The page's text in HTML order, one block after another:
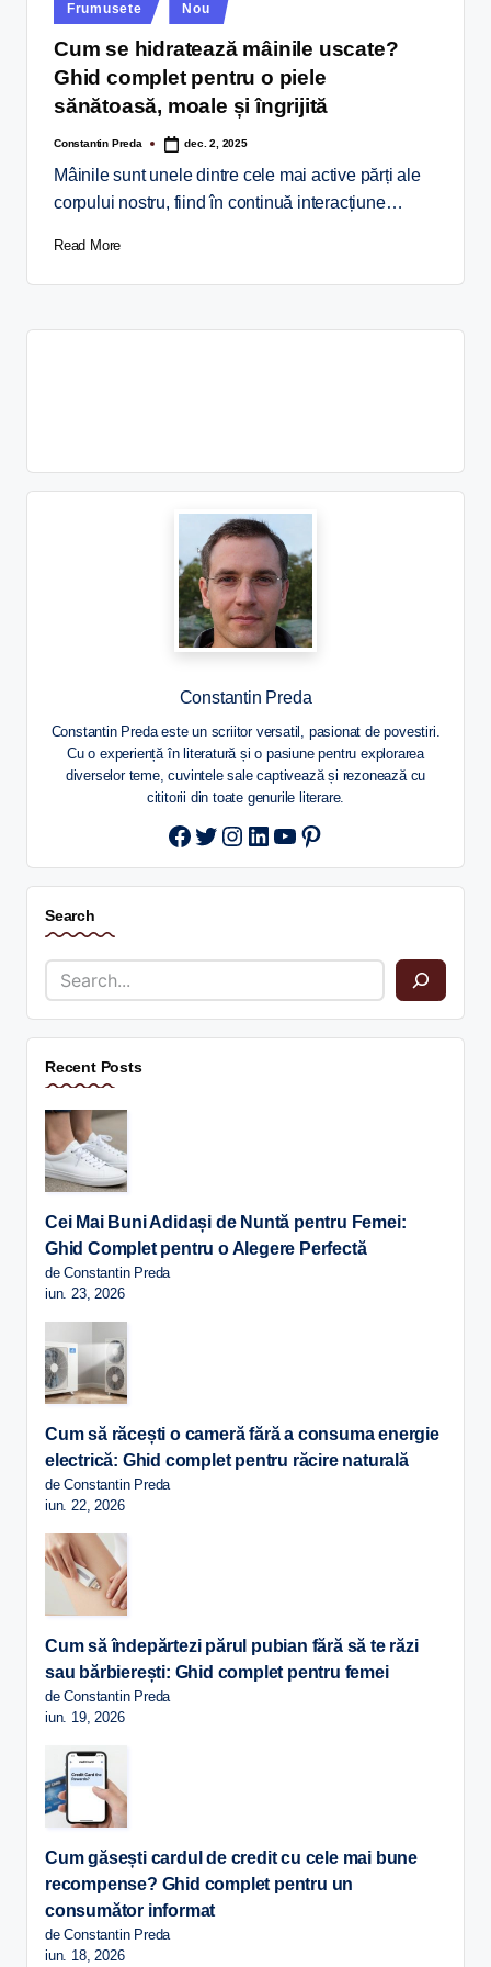
Frumusete Nou
Cum se hidratează mâinile uscate?
Ghid complet pentru o piele
sănătoasă, moale și îngrijită
Constantin Preda dec. 2, 2025
Mâinile sunt unele dintre cele mai active părți ale
corpului nostru, fiind în continuă interacțiune…
Read More
Constantin Preda
Constantin Preda este un scriitor versatil, pasionat de povestiri.
Cu o experiență în literatură și o pasiune pentru explorarea
diverselor teme, cuvintele sale captivează și rezonează cu
cititorii din toate genurile literare.
Twitter
Instagram
LinkedIn
YouTube
Pinterest
Search
Recent Posts
Cei Mai Buni Adidași de Nuntă pentru Femei:
Ghid Complet pentru o Alegere Perfectă
de Constantin Preda
iun. 23, 2026
Cum să răcești o cameră fără a consuma energie
electrică: Ghid complet pentru răcire naturală
de Constantin Preda
iun. 22, 2026
Cum să îndepărtezi părul pubian fără să te răzi
sau bărbierești: Ghid complet pentru femei
de Constantin Preda
iun. 19, 2026
Cum găsești cardul de credit cu cele mai bune
recompense? Ghid complet pentru un
consumător informat
de Constantin Preda
iun. 18, 2026